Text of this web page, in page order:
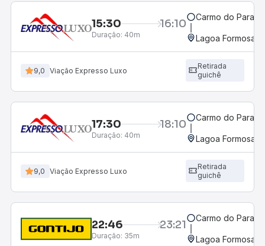
15:30 16:10
Duração: 40m
Carmo do
Lagoa Formosa,
9,0 Viação Expresso Luxo
Retirada
guichê
17:30 18:10
Duração: 40m
Carmo do
Lagoa Formosa,
9,0 Viação Expresso Luxo
Retirada
guichê
22:46 23:21
Duração: 35m
Carmo do
Lagoa Formosa,